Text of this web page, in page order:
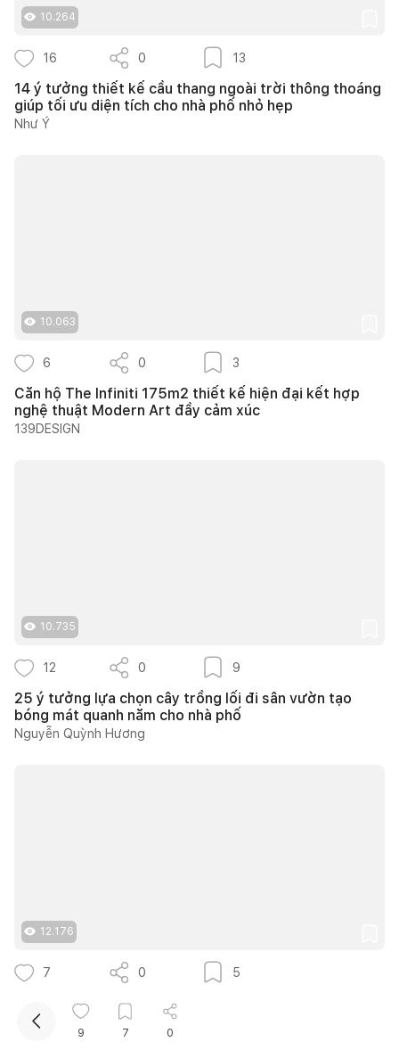
10.264
16 0 13
14 ý tưởng thiết kế cầu thang ngoài trời thông thoáng
giúp tối ưu diện tích cho nhà phố nhỏ hẹp
Như Ý
10.063
6 0 3
Căn hộ The Infiniti 175m2 thiết kế hiện đại kết hợp
nghệ thuật Modern Art đầy cảm xúc
139DESIGN
10.735
12 0 9
25 ý tưởng lựa chọn cây trồng lối đi sân vườn tạo
bóng mát quanh năm cho nhà phố
Nguyễn Quỳnh Hương
12.176
7 0 5
Căn hộ 150m2 tại The Estella thiết kế phong cách
Farmhouse thanh lịch và ấm áp
139DESIGN9 7 0